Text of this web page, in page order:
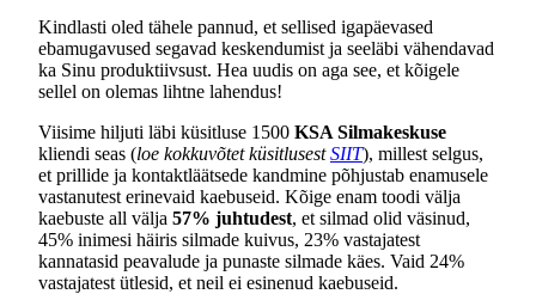
Kindlasti oled tähele pannud, et sellised igapäevased
ebamugavused segavad keskendumist ja seeläbi vähendavad
ka Sinu produktiivsust. Hea uudis on aga see, et kõigele
sellel on olemas lihtne lahendus!
Viisime hiljuti läbi küsitluse 1500 KSA Silmakeskuse
kliendi seas (loe kokkuvõtet küsitlusestSIIT), millest selgus,
et prillide ja kontaktläätsede kandmine põhjustab enamusele
vastanutest erinevaid kaebuseid. Kõige enam toodi välja
kaebuste all välja 57% juhtudest, et silmad olid väsinud,
45% inimesi häiris silmade kuivus, 23% vastajatest
kannatasid peavalude ja punaste silmade käes. Vaid 24%
vastajatest ütlesid, et neil ei esinenud kaebuseid.